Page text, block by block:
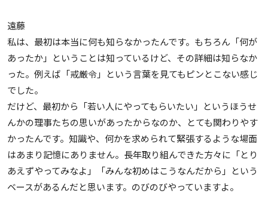
遠藤
私は、最初は本当に何も知らなかったんです。もちろん「何が
あったか」ということは知っているけど、その詳細は知らなか
った。例えば「戒厳令」という言葉を見てもピンとこない感じ
でした。
だけど、最初から「若い人にやってもらいたい」というほうせ
んかの理事たちの思いがあったからなのか、とても関わりやす
かったんです。知識や、何かを求められて緊張するような場面
はあまり記憶にありません。長年取り組んできた方々に「とり
あえずやってみなよ」「みんな初めはこうなんだから」という
ベースがあるんだと思います。のびのびやっていますよ。